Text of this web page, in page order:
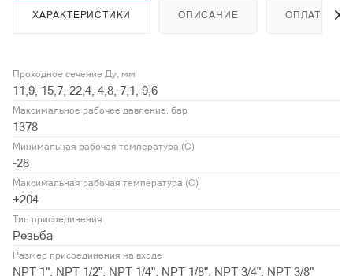
ХАРАКТЕРИСТИКИ ОПИСАНИЕ ОПЛАТА
Проходное сечение Ду, мм
11,9, 15,7, 22,4, 4,8, 7,1, 9,6
Максимальное рабочее давление, бар
1378
Минимальная рабочая температура (С)
-28
Максимальная рабочая температура (С)
+204
Тип присоединения
Резьба
Размер присоединения на входе
NPT 1", NPT 1/2", NPT 1/4", NPT 1/8", NPT 3/4", NPT 3/8"